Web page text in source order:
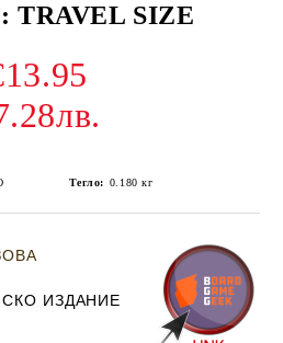
TRAVEL SIZE
Тегло: 0.180 кг
ИЗДАНИЕ